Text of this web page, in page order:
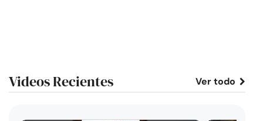
Videos Recientes Ver todo